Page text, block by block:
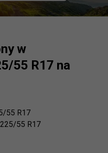
w
55 R17 na
55 R17
55 R17